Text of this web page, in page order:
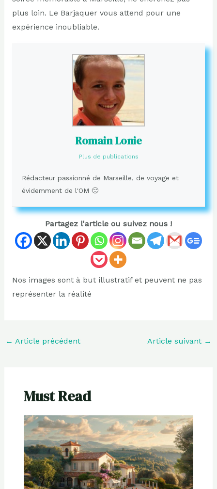
plus loin. Le Barjaquer vous attend pour une
expérience inoubliable.
Romain Lonie
Plus de publications
Rédacteur passionné de Marseille, de voyage et
évidemment de l'OM 🙂
Partagez l'article ou suivez nous !
Nos images sont à but illustratif et peuvent ne pas
représenter la réalité
← Article précédent Article suivant →
Must Read